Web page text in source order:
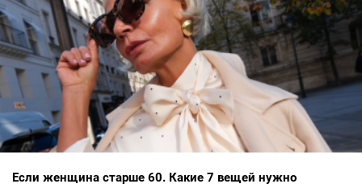
Если женщина старше 60. Какие 7 вещей нужно